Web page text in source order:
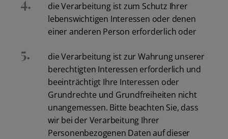
die Verarbeitung ist zum Schutz Ihrer
lebenswichtigen Interessen oder denen
einer anderen Person erforderlich oder
die Verarbeitung ist zur Wahrung unserer
berechtigten Interessen erforderlich und
beeinträchtigt Ihre Interessen oder
Grundrechte und Grundfreiheiten nicht
unangemessen. Bitte beachten Sie, dass
wir bei der Verarbeitung Ihrer
Personenbezogenen Daten auf dieser